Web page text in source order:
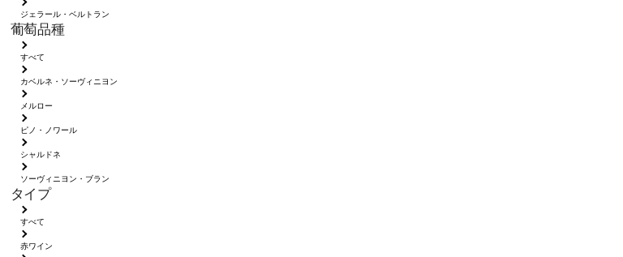
ジェラール・ベルトラン
葡萄品種
すべて
カベルネ・ソーヴィニヨン
メルロー
ピノ・ノワール
シャルドネ
ソーヴィニヨン・ブラン
タイプ
すべて
赤ワイン